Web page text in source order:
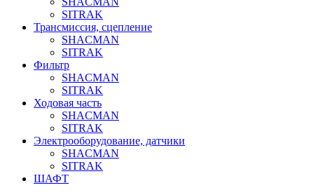
SITRAK
Трансмиссия, сцепление
SHACMAN
SITRAK
Фильтр
SHACMAN
SITRAK
Ходовая часть
SHACMAN
SITRAK
Электрооборудование, датчики
SHACMAN
SITRAK
ШАФТ